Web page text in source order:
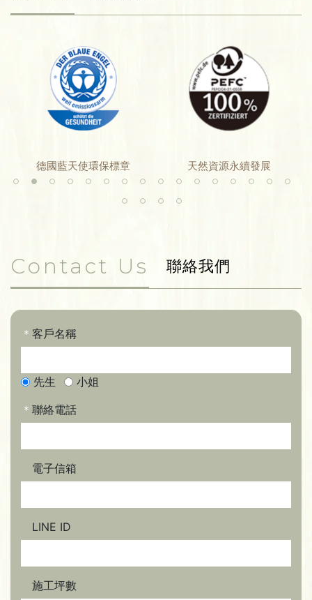
使環保標章 天然資源永續發展 國際森林管
Contact Us 聯絡我們
＊ 客戶名稱
先生
小姐
＊ 聯絡電話
電子信箱
LINE ID
施工坪數